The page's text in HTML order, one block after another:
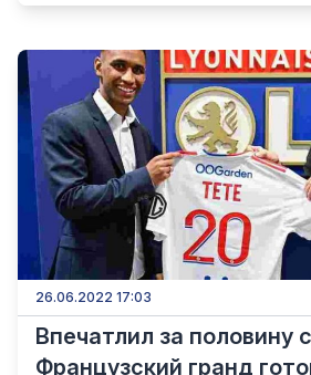
26.06.2022 17:03
Впечатлил за половину
Французский гранд